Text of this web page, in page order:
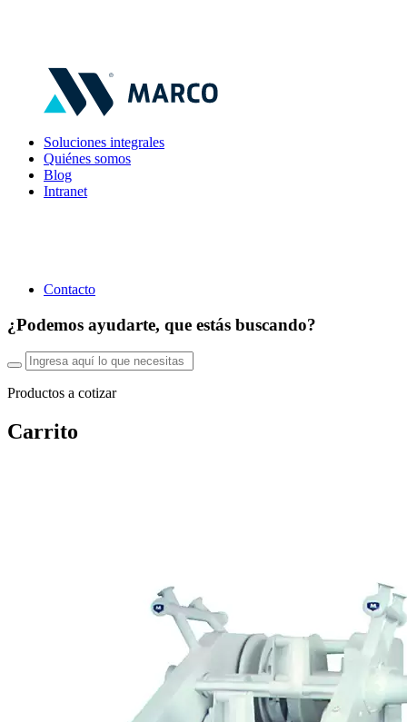
Soluciones integrales
Quiénes somos
Blog
Intranet
Contacto
¿Podemos ayudarte, que estás buscando?
Productos a cotizar
Carrito